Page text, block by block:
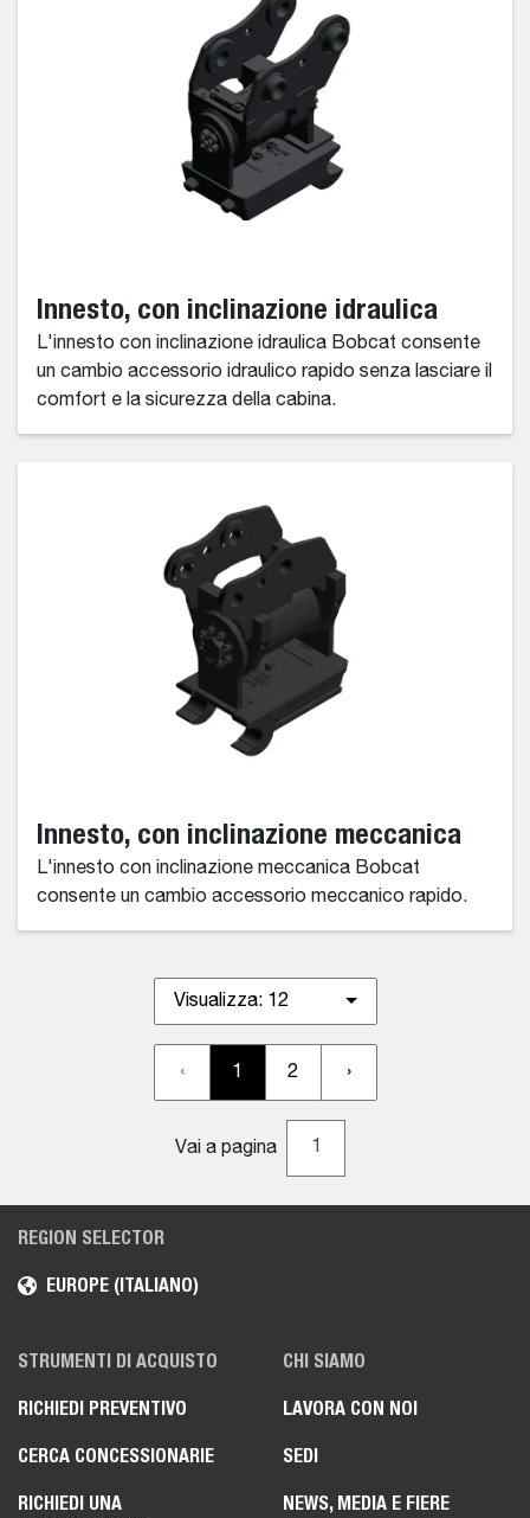
Innesto, con inclinazione idraulica
L'innesto con inclinazione idraulica Bobcat consente
un cambio accessorio idraulico rapido senza lasciare il
comfort e la sicurezza della cabina.
Innesto, con inclinazione meccanica
L'innesto con inclinazione meccanica Bobcat
consente un cambio accessorio meccanico rapido.
Visualizza: 12
‹ 1 2 ›
Vai a pagina
REGION SELECTOR
EUROPE (ITALIANO)
STRUMENTI DI ACQUISTO
RICHIEDI PREVENTIVO
CERCA CONCESSIONARIE
RICHIEDI UNA
CHI SIAMO
LAVORA CON NOI
SEDI
NEWS, MEDIA E FIERE